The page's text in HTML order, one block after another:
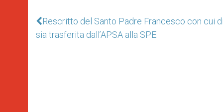
Rescritto del Santo Padre Francesco con cui
sia trasferita dall’APSA alla SPE